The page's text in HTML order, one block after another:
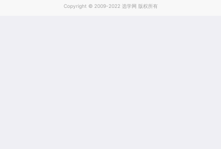
Copyright © 2009-2022 选学网 版权所有